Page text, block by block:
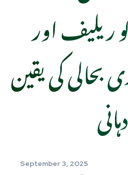
ریلیف اور
بحالی کی یقین
دہانی
September 3, 2025